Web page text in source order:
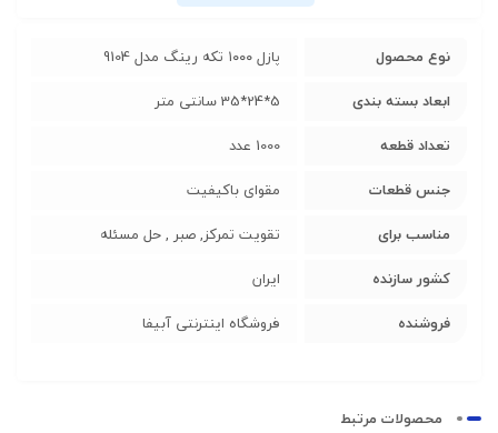
نوع محصول
پازل ۱۰۰۰ تکه رینگ مدل 9104
ابعاد بسته بندی
5*24*35 سانتی متر
تعداد قطعه
1000 عدد
جنس قطعات
مقوای باکیفیت
مناسب برای
تقویت تمرکز, صبر , حل مسئله
کشور سازنده
ایران
فروشنده
فروشگاه اینترنتی آبیفا
محصولات مرتبط